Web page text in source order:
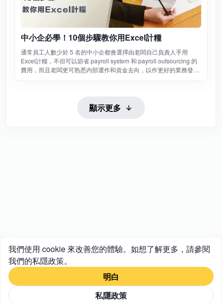
中小企必學！10個步驟教你用Excel計糧
通常員工人數少於 5 名的中小企都會選擇由老闆自己負責人手用
Excel計糧，不但可以節省 payroll system 和 payroll outsourcing 的
費用，而且老闆更可熟悉内部運作和資金去向，以作更好的業務發展
顯示更多
我們使用 cookie 來改善您的體驗。如想了解更多，請參閱
我們的私隱政策。
私隱政策
明白